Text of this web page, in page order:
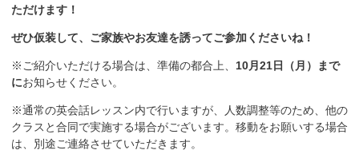
ただけます！
ぜひ仮装して、ご家族やお友達を誘ってご参加くださいね！
※ご紹介いただける場合は、準備の都合上、 10月21日（月）まで
にお知らせください。
※通常の英会話レッスン内で行いますが、人数調整等のため、他の
クラスと合同で実施する場合がございます。移動をお願いする場合
は、別途ご連絡させていただきます。